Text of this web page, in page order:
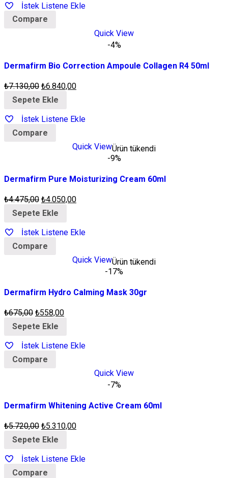
İstek Listene Ekle
Compare
Quick View
-4%
Dermafirm Bio Correction Ampoule Collagen R4 50ml
₺7.130,00 ₺6.840,00
Sepete Ekle
İstek Listene Ekle
Compare
Quick ViewÜrün tükendi
-9%
Dermafirm Pure Moisturizing Cream 60ml
₺4.475,00 ₺4.050,00
Sepete Ekle
İstek Listene Ekle
Compare
Quick ViewÜrün tükendi
-17%
Dermafirm Hydro Calming Mask 30gr
₺675,00 ₺558,00
Sepete Ekle
İstek Listene Ekle
Compare
Quick View
-7%
Dermafirm Whitening Active Cream 60ml
₺5.720,00 ₺5.310,00
Sepete Ekle
İstek Listene Ekle
Compare